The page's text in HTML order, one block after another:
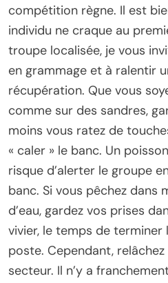
compétition règne. Il est
individu ne craque au
troupe localisée, je vous
en grammage et à ralentir
récupération. Que vous
comme sur des sandres,
moins vous ratez de
« caler » le banc. Un
risque d’alerter le groupe
banc. Si vous pêchez dans
d’eau, gardez vos prises
vivier, le temps de
poste. Cependant,
secteur. Il n’y a